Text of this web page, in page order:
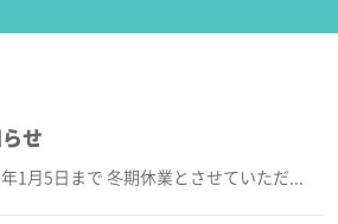
せ
1月5日まで 冬期休業とさせていただ...